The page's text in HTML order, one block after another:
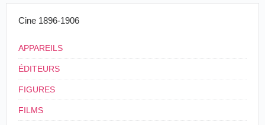
Cine 1896-1906
APPAREILS
ÉDITEURS
FIGURES
FILMS